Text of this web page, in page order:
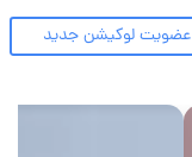
عضویت لوکیشن جدید